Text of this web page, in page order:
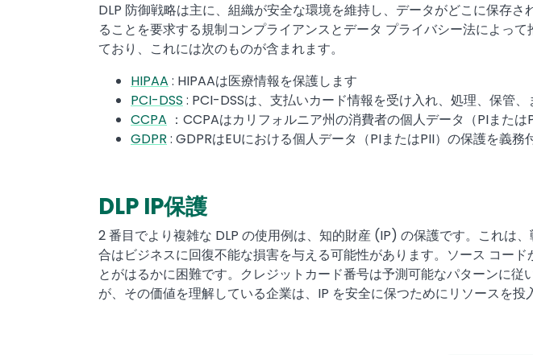
DLP 防御戦略は主に、組織が安全な環境を維持し、データがどこに保存
ることを要求する規制コンプライアンスとデータ プライバシー法によっ
ており、これには次のものが含まれます。
HIPAA : HIPAAは医療情報を保護します
PCI-DSS : PCI-DSSは、支払いカード情報を受け入れ、処理、保管、
CCPA ：CCPAはカリフォルニア州の消費者の個人データ（PIまた
GDPR : GDPRはEUにおける個人データ（PIまたはPII）の保護を義務
DLP IP保護
2 番目でより複雑な DLP の使用例は、知的財産 (IP) の保護です。これは
合はビジネスに回復不能な損害を与える可能性があります。ソース コー
とがはるかに困難です。クレジットカード番号は予測可能なパターンに
が、その価値を理解している企業は、IP を安全に保つためにリソースを投